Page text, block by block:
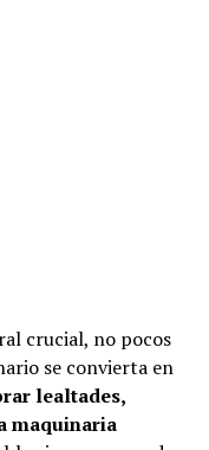
crucial, no pocos
se convierta en
lealtades,
maquinaria